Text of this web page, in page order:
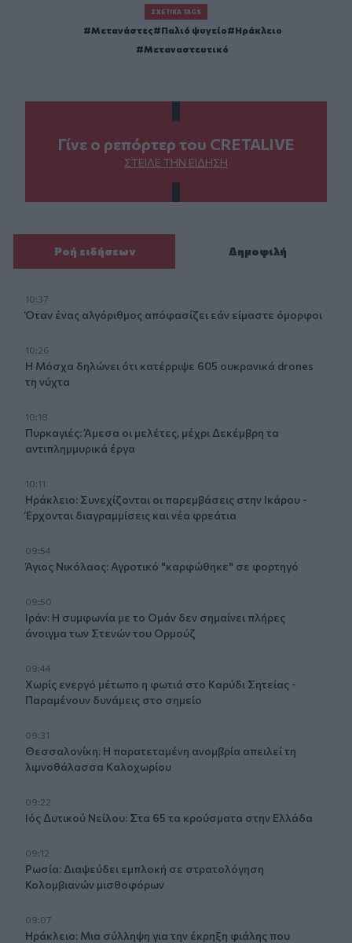
ΣΧΕΤΙΚΆ TAGS
Μετανάστες Παλιό ψυγείο
Ηράκλειο
Μεταναστευτικό
Γίνε ο ρεπόρτερ του CRETALIVE
ΣΤΕΊΛΕ ΤΗΝ ΕΊΔΗΣΗ
Ροή ειδήσεων Δημοφιλή
10:37
Όταν ένας αλγόριθμος απόφασίζει εάν είμαστε όμορφοι
10:26
Η Μόσχα δηλώνει ότι κατέρριψε 605 ουκρανικά drones
τη νύχτα
10:18
Πυρκαγιές: Άμεσα οι μελέτες, μέχρι Δεκέμβρη τα
αντιπλημμυρικά έργα
10:11
Ηράκλειο: Συνεχίζονται οι παρεμβάσεις στην Ικάρου -
Έρχονται διαγραμμίσεις και νέα φρεάτια
09:54
Άγιος Νικόλαος: Αγροτικό "καρφώθηκε" σε φορτηγό
09:50
Ιράν: Η συμφωνία με το Ομάν δεν σημαίνει πλήρες
άνοιγμα των Στενών του Ορμούζ
09:44
Χωρίς ενεργό μέτωπο η φωτιά στο Καρύδι Σητείας -
Παραμένουν δυνάμεις στο σημείο
09:31
Θεσσαλονίκη: Η παρατεταμένη ανομβρία απειλεί τη
λιμνοθάλασσα Καλοχωρίου
09:22
Ιός Δυτικού Νείλου: Στα 65 τα κρούσματα στην Ελλάδα
09:12
Ρωσία: Διαψεύδει εμπλοκή σε στρατολόγηση
Κολομβιανών μισθοφόρων
09:07
Ηράκλειο: Μια σύλληψη για την έκρηξη φιάλης που